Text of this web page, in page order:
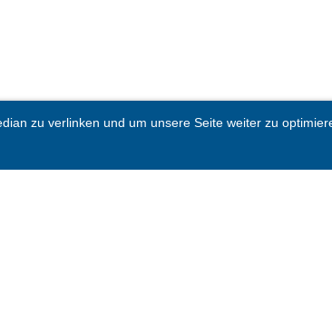
zu verlinken und um unsere Seite weiter zu